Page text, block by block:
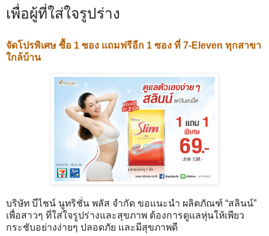
เพื่อผู้ที่ใส่ใจรูปร่าง
จัดโปรพิเศษ ซื้อ 1 ซอง แถมฟรีอีก 1 ซอง ที่ 7-Eleven ทุกสาขา
ใกล้บ้าน
บริษัท บีไชน์ นูทริชั่น พลัส จำกัด ขอแนะนำ ผลิตภัณฑ์ “สลินน์”
เพื่อสาวๆ ที่ใส่ใจรูปร่างและสุขภาพ ต้องการดูแลหุ่นให้เพียว
กระชับอย่างง่ายๆ ปลอดภัย และมีสุขภาพดี